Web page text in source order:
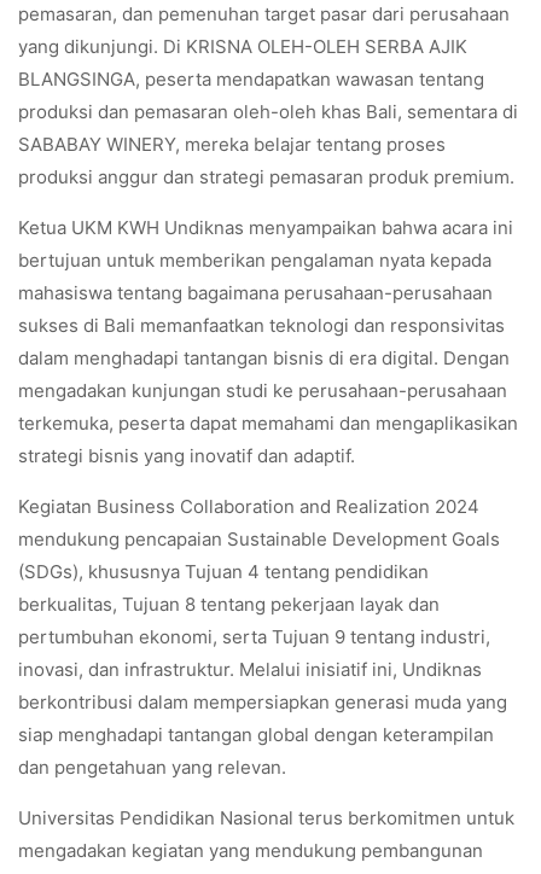
pemasaran, dan pemenuhan target pasar dari perusahaan
yang dikunjungi. Di KRISNA OLEH-OLEH SERBA AJIK
BLANGSINGA, peserta mendapatkan wawasan tentang
produksi dan pemasaran oleh-oleh khas Bali, sementara di
SABABAY WINERY, mereka belajar tentang proses
produksi anggur dan strategi pemasaran produk premium.
Ketua UKM KWH Undiknas menyampaikan bahwa acara ini
bertujuan untuk memberikan pengalaman nyata kepada
mahasiswa tentang bagaimana perusahaan-perusahaan
sukses di Bali memanfaatkan teknologi dan responsivitas
dalam menghadapi tantangan bisnis di era digital. Dengan
mengadakan kunjungan studi ke perusahaan-perusahaan
terkemuka, peserta dapat memahami dan mengaplikasikan
strategi bisnis yang inovatif dan adaptif.
Kegiatan Business Collaboration and Realization 2024
mendukung pencapaian Sustainable Development Goals
(SDGs), khususnya Tujuan 4 tentang pendidikan
berkualitas, Tujuan 8 tentang pekerjaan layak dan
pertumbuhan ekonomi, serta Tujuan 9 tentang industri,
inovasi, dan infrastruktur. Melalui inisiatif ini, Undiknas
berkontribusi dalam mempersiapkan generasi muda yang
siap menghadapi tantangan global dengan keterampilan
dan pengetahuan yang relevan.
Universitas Pendidikan Nasional terus berkomitmen untuk
mengadakan kegiatan yang mendukung pembangunan